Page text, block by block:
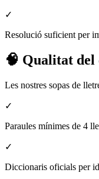
✓
Resolució suficient per
🧠 Qualitat del
Les nostres sopas de
✓
Paraules mínimes de 4
✓
Diccionaris oficials per